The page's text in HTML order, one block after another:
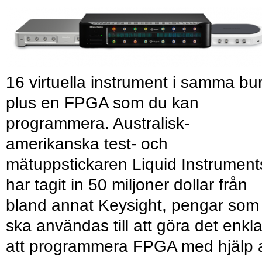
16 virtuella instrument i samma
plus en FPGA som du kan
programmera. Australisk-
amerikanska test- och
mätuppstickaren Liquid
har tagit in 50 miljoner dollar från
bland annat Keysight, pengar som
ska användas till att göra det
att programmera FPGA med hjälp